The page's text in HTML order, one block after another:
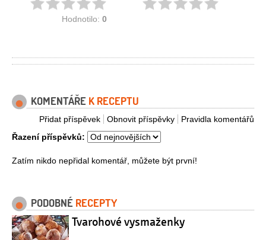
Hodnotilo: 0
KOMENTÁŘE K RECEPTU
Pravidla komentářů
Obnovit příspěvky
Přidat příspěvek
Řazení příspěvků:
Zatím nikdo nepřidal komentář, můžete být první!
PODOBNÉ RECEPTY
Tvarohové vysmaženky